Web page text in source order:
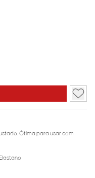
Ótima para usar com